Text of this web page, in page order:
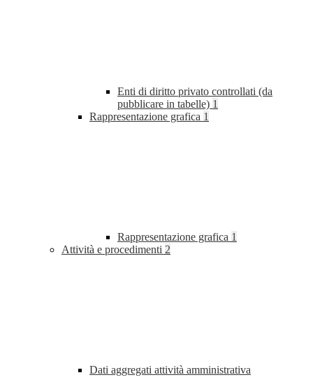
Enti di diritto privato controllati (da
pubblicare in tabelle) 1
Rappresentazione grafica 1
Rappresentazione grafica 1
Attività e procedimenti 2
Dati aggregati attività amministrativa